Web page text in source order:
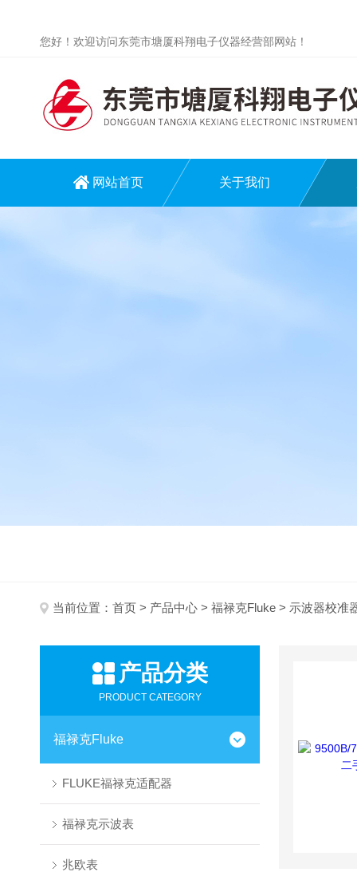
您好！欢迎访问东莞市塘厦科翔电子仪器经营部网站！
网站首页 关于我们
当前位置： 首页 > 产品中心 > 福禄克Fluke > 示波器校准
产品分类
PRODUCT CATEGORY
福禄克Fluke
FLUKE福禄克适配器
福禄克示波表
兆欧表